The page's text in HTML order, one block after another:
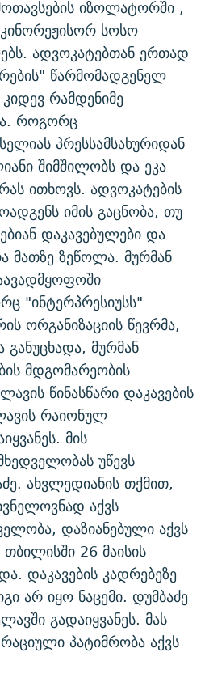
ᲛᲔᲑᲠᲫᲝᲚᲔᲑᲘ - 2022
ᲬᲔᲚᲘ
COVID-19
ᲘᲡᲢᲝᲠᲘᲐ
- ᲐᲛᲝᲣᲗᲥᲛᲔᲚᲘ ᲐᲛᲑᲐᲕᲘ
იზოლატორში ,
სოსო
ადვოკატებთან ერთად
წარმომადგენელ
რამდენიმე
როგორც
პრესსამსახურიდან
შიმშილობს და ეკა
ითხოვს. ადვოკატების
იმის გაცნობა, თუ
დაკავებულები და
მათზე ზეწოლა. მურმან
"ინტერპრესიუსს"
ორგანიზაციის წევრმა,
განუცხადა, მურმან
მდგომარეობის
წინასწარი დაკავების
რაიონულ
მის
უწევს
ახვლედიანის თქმით,
აქვს
დაზიანებული აქვს
თბილისში 26 მაისის
დაკავების კადრებეზე
არ იყო ნაცემი. დუმბაძე
გადაიყვანეს. მას
პატიმრობა აქვს